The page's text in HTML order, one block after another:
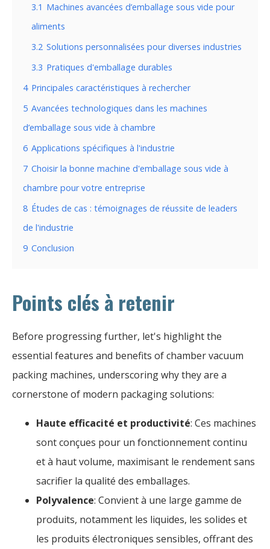
3.1 Machines avancées d’emballage sous vide pour
aliments
3.2 Solutions personnalisées pour diverses industries
3.3 Pratiques d'emballage durables
4 Principales caractéristiques à rechercher
5 Avancées technologiques dans les machines
d’emballage sous vide à chambre
6 Applications spécifiques à l'industrie
7 Choisir la bonne machine d'emballage sous vide à
chambre pour votre entreprise
8 Études de cas : témoignages de réussite de leaders
de l'industrie
9 Conclusion
Points clés à retenir
Before progressing further, let's highlight the
essential features and benefits of chamber vacuum
packing machines, underscoring why they are a
cornerstone of modern packaging solutions:
Haute efficacité et productivité: Ces machines
sont conçues pour un fonctionnement continu
et à haut volume, maximisant le rendement sans
sacrifier la qualité des emballages.
Polyvalence: Convient à une large gamme de
produits, notamment les liquides, les solides et
les produits électroniques sensibles, offrant des